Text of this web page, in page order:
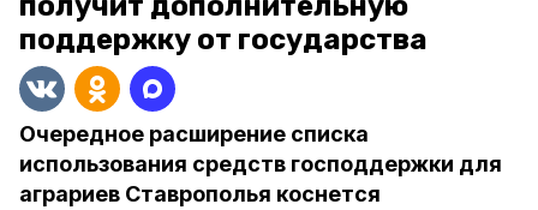
поддержку от государства
Очередное расширение списка
использования средств господдержки для
аграриев Ставрополья коснется